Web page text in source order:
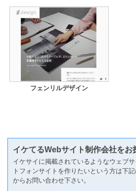
フェンリルデザイン
イケてるWebサイト制作会社をお
イケサイに掲載されているようなウェブ
トフォンサイトを作りたいという方は下
からお問い合わせ下さい。